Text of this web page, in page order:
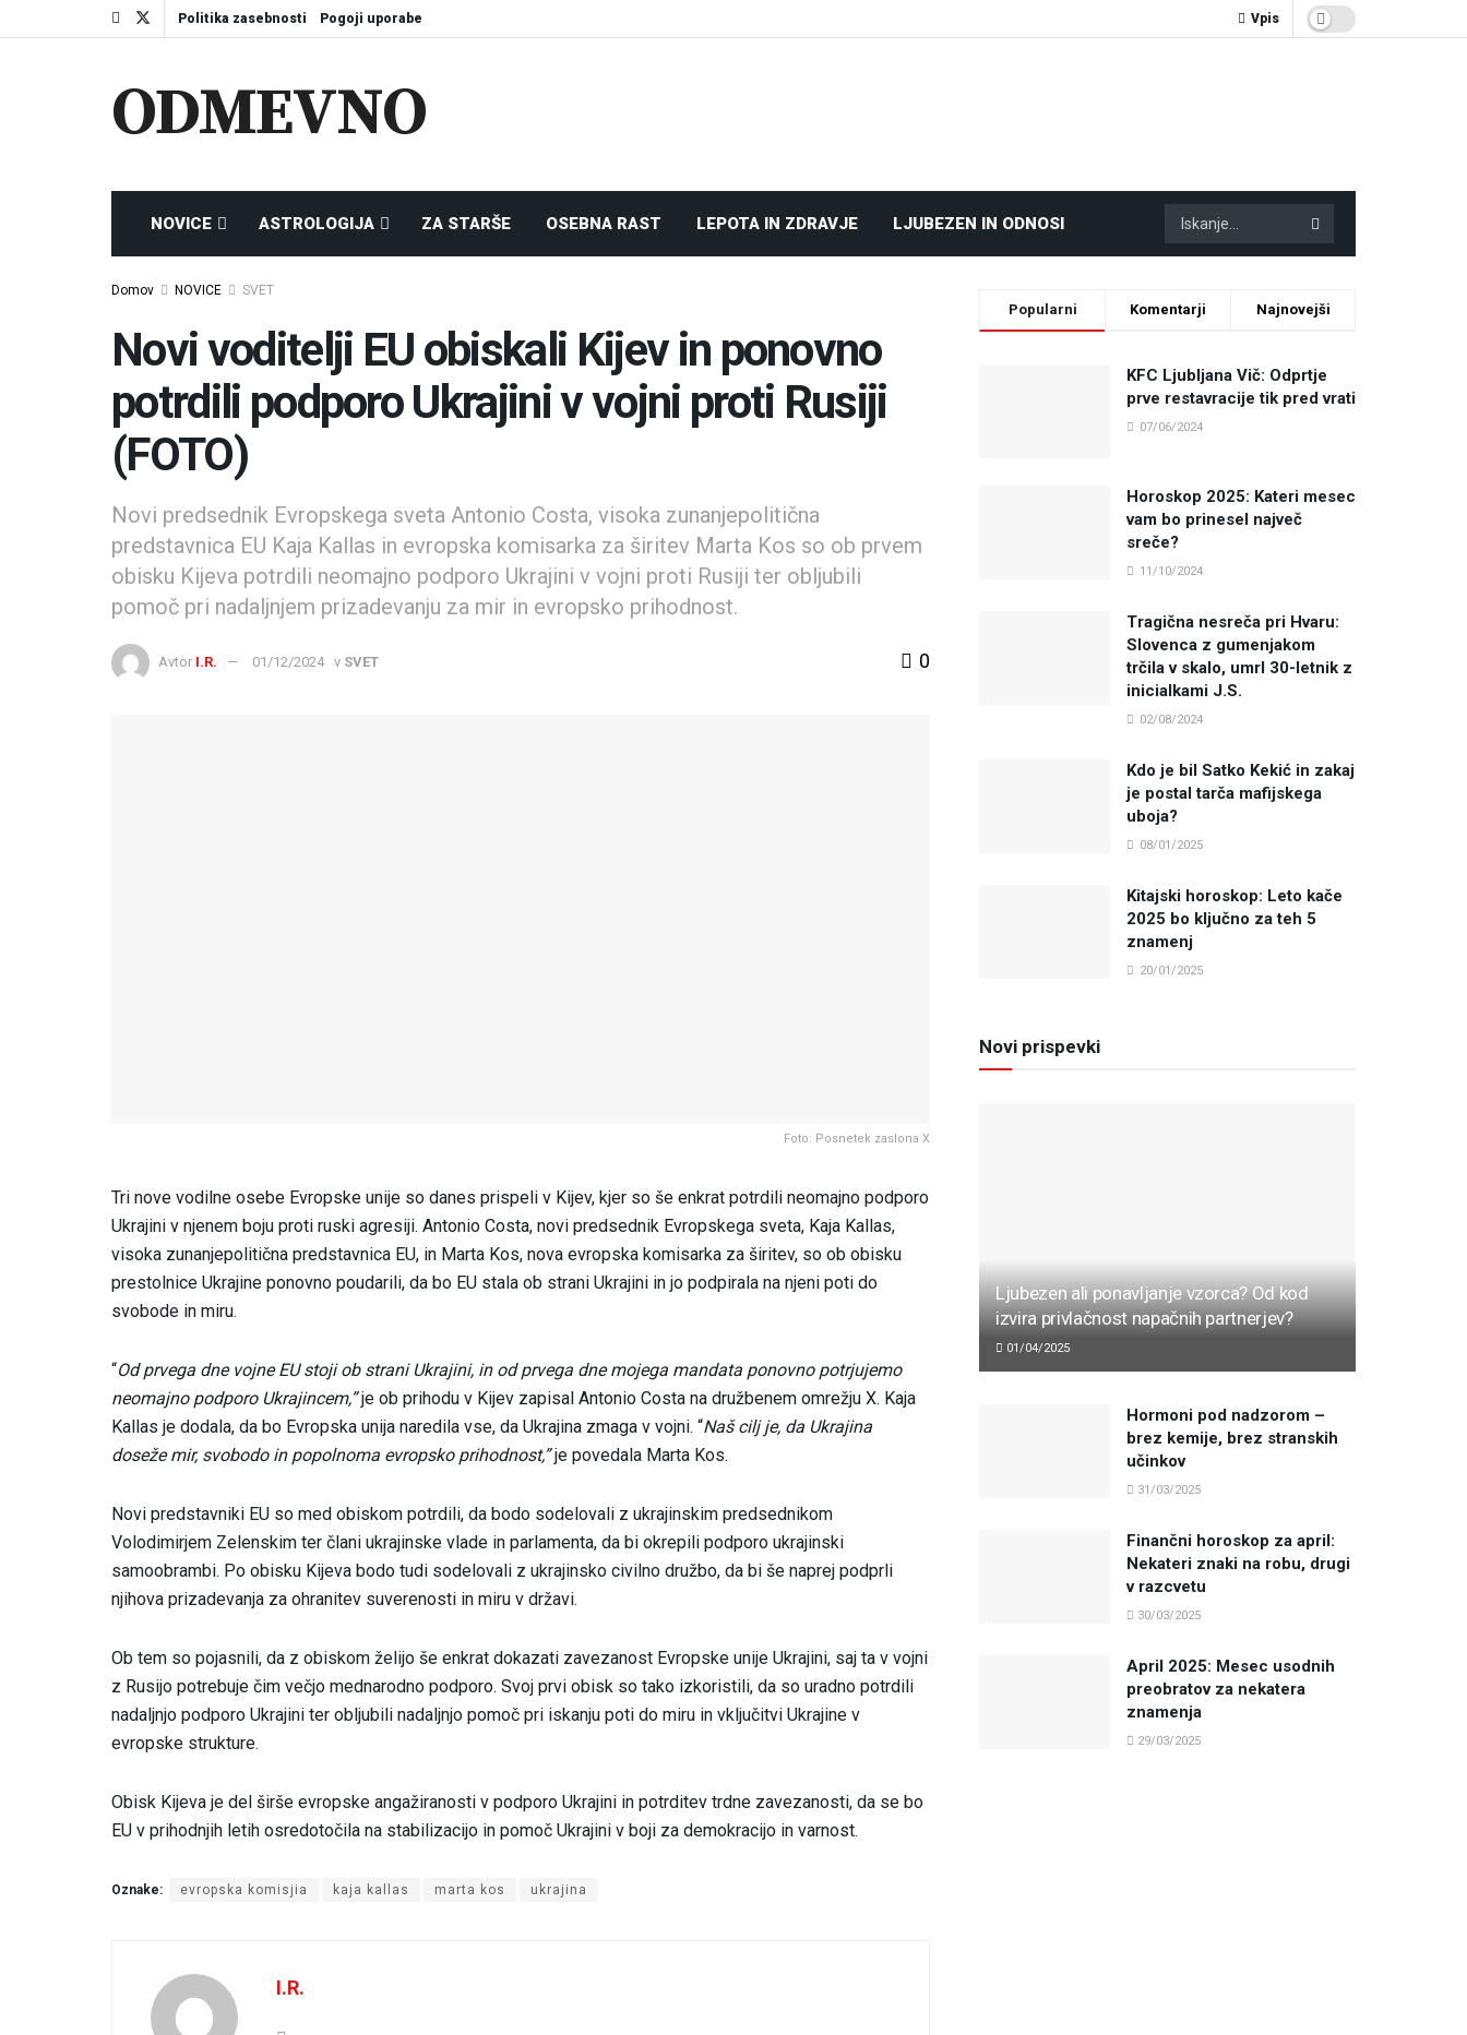
Politika zasebnosti Pogoji uporabe Vpis
ODMEVNO
NOVICE ASTROLOGIJA ZA STARŠE OSEBNA RAST LEPOTA IN ZDRAVJE LJUBEZEN IN ODNOSI
Domov NOVICE SVET
Novi voditelji EU obiskali Kijev in ponovno
potrdili podporo Ukrajini v vojni proti Rusiji
(FOTO)
Novi predsednik Evropskega sveta Antonio Costa, visoka zunanjepolitična
predstavnica EU Kaja Kallas in evropska komisarka za širitev Marta Kos so ob prvem
obisku Kijeva potrdili neomajno podporo Ukrajini v vojni proti Rusiji ter obljubili
pomoč pri nadaljnjem prizadevanju za mir in evropsko prihodnost.
Avtor I.R. 01/12/2024 v SVET 0
Foto: Posnetek zaslona X
Tri nove vodilne osebe Evropske unije so danes prispeli v Kijev, kjer so še enkrat potrdili neomajno podporo
Ukrajini v njenem boju proti ruski agresiji. Antonio Costa, novi predsednik Evropskega sveta, Kaja Kallas,
visoka zunanjepolitična predstavnica EU, in Marta Kos, nova evropska komisarka za širitev, so ob obisku
prestolnice Ukrajine ponovno poudarili, da bo EU stala ob strani Ukrajini in jo podpirala na njeni poti do
svobode in miru.
“Od prvega dne vojne EU stoji ob strani Ukrajini, in od prvega dne mojega mandata ponovno potrjujemo
neomajno podporo Ukrajincem,”je ob prihodu v Kijev zapisal Antonio Costa na družbenem omrežju X. Kaja
Kallas je dodala, da bo Evropska unija naredila vse, da Ukrajina zmaga v vojni. “Naš cilj je, da Ukrajina
doseže mir, svobodo in popolnoma evropsko prihodnost,”je povedala Marta Kos.
Novi predstavniki EU so med obiskom potrdili, da bodo sodelovali z ukrajinskim predsednikom
Volodimirjem Zelenskim ter člani ukrajinske vlade in parlamenta, da bi okrepili podporo ukrajinski
samoobrambi. Po obisku Kijeva bodo tudi sodelovali z ukrajinsko civilno družbo, da bi še naprej podprli
njihova prizadevanja za ohranitev suverenosti in miru v državi.
Ob tem so pojasnili, da z obiskom želijo še enkrat dokazati zavezanost Evropske unije Ukrajini, saj ta v vojni
z Rusijo potrebuje čim večjo mednarodno podporo. Svoj prvi obisk so tako izkoristili, da so uradno potrdili
nadaljnjo podporo Ukrajini ter obljubili nadaljnjo pomoč pri iskanju poti do miru in vključitvi Ukrajine v
evropske strukture.
Obisk Kijeva je del širše evropske angažiranosti v podporo Ukrajini in potrditev trdne zavezanosti, da se bo
EU v prihodnjih letih osredotočila na stabilizacijo in pomoč Ukrajini v boji za demokracijo in varnost.
Oznake: evropska komisjia kaja kallas marta kos ukrajina
I.R.
Popularni Komentarji Najnovejši
KFC Ljubljana Vič: Odprtje
prve restavracije tik pred vrati
07/06/2024
Horoskop 2025: Kateri mesec
vam bo prinesel največ
sreče?
11/10/2024
Tragična nesreča pri Hvaru:
Slovenca z gumenjakom
trčila v skalo, umrl 30-letnik z
inicialkami J.S.
02/08/2024
Kdo je bil Satko Kekić in zakaj
je postal tarča mafijskega
uboja?
08/01/2025
Kitajski horoskop: Leto kače
2025 bo ključno za teh 5
znamenj
20/01/2025
Novi prispevki
Ljubezen ali ponavljanje vzorca? Od kod
izvira privlačnost napačnih partnerjev?
01/04/2025
Hormoni pod nadzorom –
brez kemije, brez stranskih
učinkov
31/03/2025
Finančni horoskop za april:
Nekateri znaki na robu, drugi
v razcvetu
30/03/2025
April 2025: Mesec usodnih
preobratov za nekatera
znamenja
29/03/2025